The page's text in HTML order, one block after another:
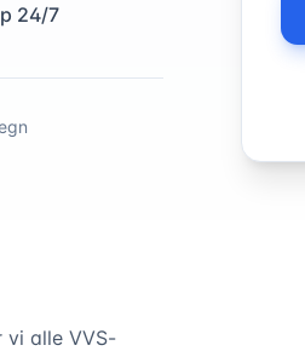
24/7
vi alle VVS-